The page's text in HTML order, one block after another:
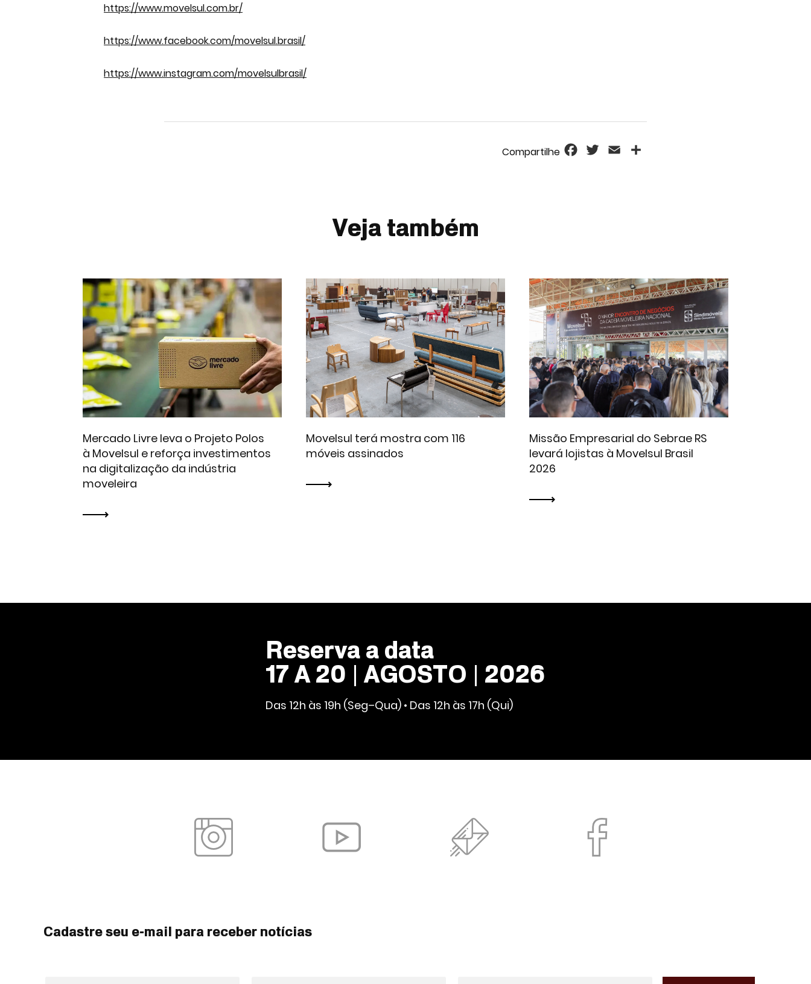
https://www.movelsul.com.br/
https://www.facebook.com/movelsul.brasil/
https://www.instagram.com/movelsulbrasil/
FacebookTwitterEmail
Veja também
Mercado Livre leva o Projeto Polos
à Movelsul e reforça investimentos
na digitalização da indústria
moveleira
Movelsul terá mostra com 116
móveis assinados
Missão Empresarial do Sebrae RS
levará lojistas à Movelsul Brasil
2026
Reserva a data
17 A 20 | AGOSTO | 2026
Das 12h às 19h (Seg–Qua) • Das 12h às 17h (Qui)
Cadastre seu e-mail para receber notícias